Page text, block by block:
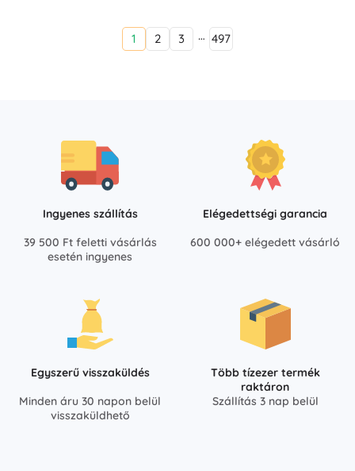
1 2 3 … 497
Ingyenes szállítás
39 500 Ft feletti vásárlás
esetén ingyenes
Elégedettségi garancia
600 000+ elégedett vásárló
Egyszerű visszaküldés
Minden áru 30 napon belül
visszaküldhető
Több tízezer termék
raktáron
Szállítás 3 nap belül